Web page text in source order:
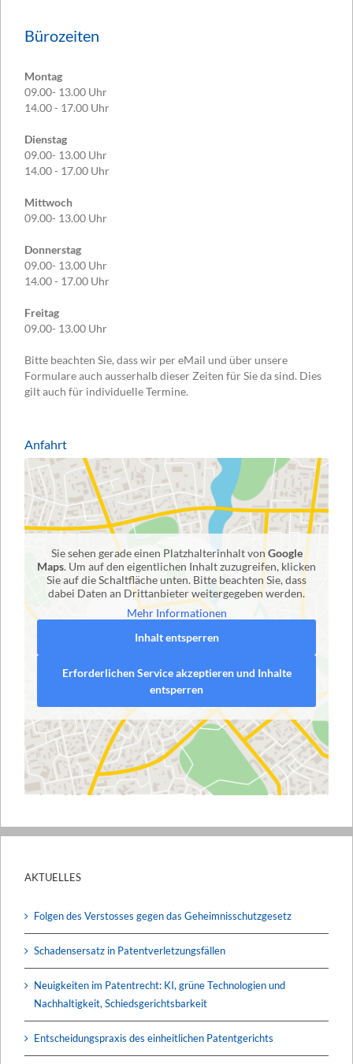
Bürozeiten
Montag
09.00- 13.00 Uhr
14.00 - 17.00 Uhr
Dienstag
09.00- 13.00 Uhr
14.00 - 17.00 Uhr
Mittwoch
09.00- 13.00 Uhr
Donnerstag
09.00- 13.00 Uhr
14.00 - 17.00 Uhr
Freitag
09.00- 13.00 Uhr
Bitte beachten Sie, dass wir per eMail und über unsere
Formulare auch ausserhalb dieser Zeiten für Sie da sind. Dies
gilt auch für individuelle Termine.
Anfahrt
Sie sehen gerade einen Platzhalterinhalt von Google
Maps. Um auf den eigentlichen Inhalt zuzugreifen, klicken
Sie auf die Schaltfläche unten. Bitte beachten Sie, dass
dabei Daten an Drittanbieter weitergegeben werden.
Mehr Informationen
Inhalt entsperren
Erforderlichen Service akzeptieren und Inhalte
entsperren
AKTUELLES
Folgen des Verstosses gegen das Geheimnisschutzgesetz
Schadensersatz in Patentverletzungsfällen
Neuigkeiten im Patentrecht: KI, grüne Technologien und
Nachhaltigkeit, Schiedsgerichtsbarkeit
Entscheidungspraxis des einheitlichen Patentgerichts